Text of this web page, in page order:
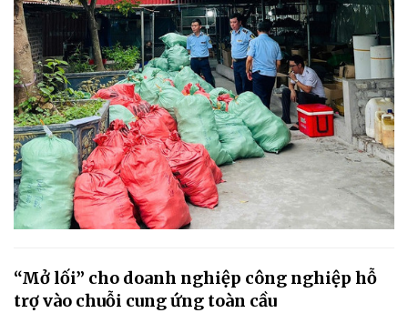
“Mở lối” cho doanh nghiệp công nghiệp hỗ
trợ vào chuỗi cung ứng toàn cầu